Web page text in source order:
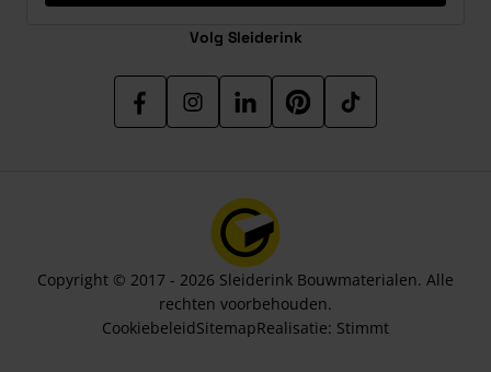
Volg Sleiderink
Copyright © 2017 - 2026 Sleiderink Bouwmaterialen. Alle
rechten voorbehouden.
CookiebeleidSitemapRealisatie: Stimmt